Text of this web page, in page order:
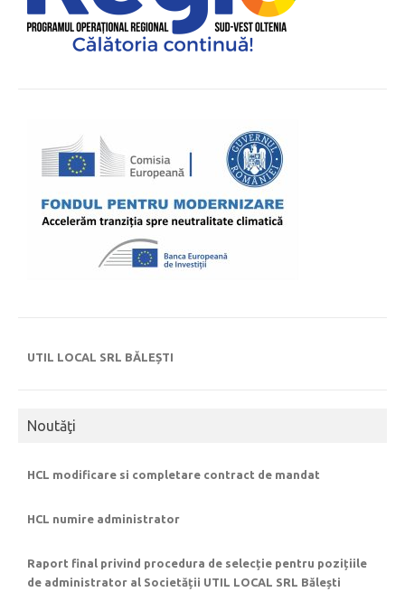
UTIL LOCAL SRL BĂLEȘTI
Noutăţi
HCL modificare si completare contract de mandat
HCL numire administrator
Raport final privind procedura de selecție pentru pozițiile
de administrator al Societății UTIL LOCAL SRL Bălești